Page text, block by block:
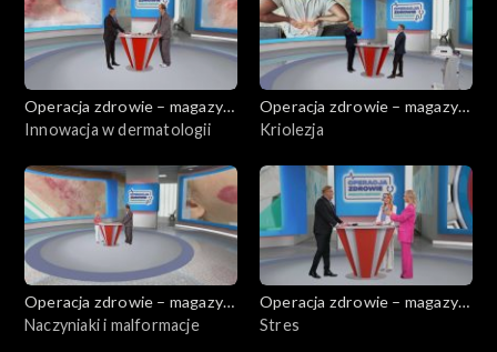
Operacja zdrowie – magazyn
medyczny
Innowacja w dermatologii
Operacja zdrowie – magazyn
medyczny
Kriolezja
Operacja zdrowie – magazyn
medyczny
Naczyniaki i malformacje
Operacja zdrowie – magazyn
medyczny
Stres